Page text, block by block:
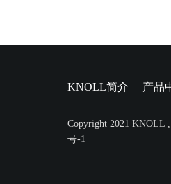
KNOLL简介 产品
Copyright 2021 KNOLL ,
号-1